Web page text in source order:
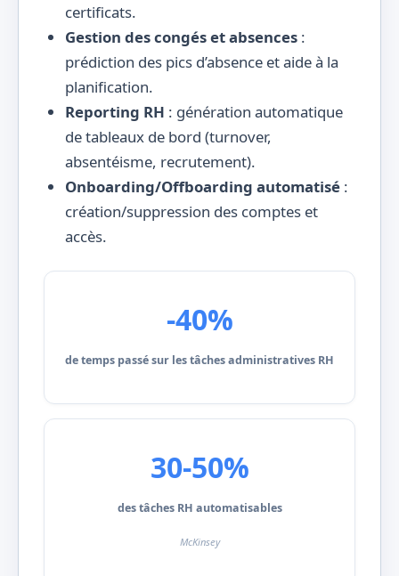
certificats.
Gestion des congés et absences :
prédiction des pics d’absence et aide à la
planification.
Reporting RH : génération automatique
de tableaux de bord (turnover,
absentéisme, recrutement).
Onboarding/Offboarding automatisé :
création/suppression des comptes et
accès.
-40%
de temps passé sur les tâches administratives RH
30-50%
des tâches RH automatisables
McKinsey